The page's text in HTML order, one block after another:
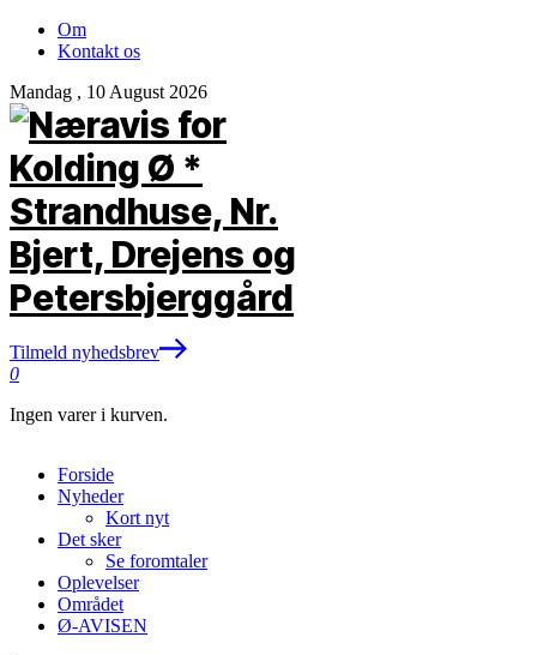
Om
Kontakt os
Mandag , 10 August 2026
Tilmeld nyhedsbrev
0
Ingen varer i kurven.
Forside
Nyheder
Kort nyt
Det sker
Se foromtaler
Oplevelser
Området
Ø-AVISEN